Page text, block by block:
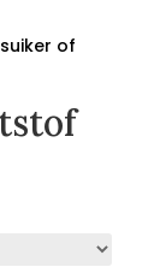
of